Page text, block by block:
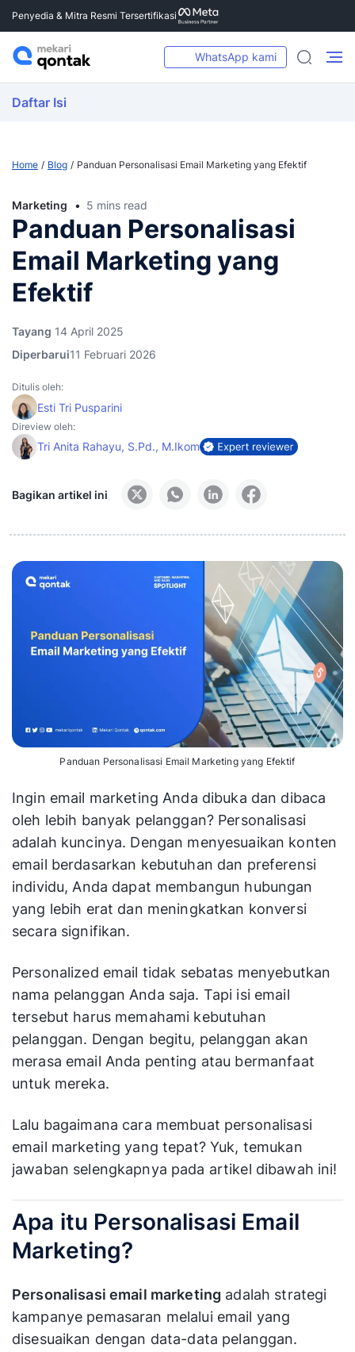
Penyedia & Mitra Resmi Tersertifikasi
WhatsApp kami
Daftar Isi
Home Blog Panduan Personalisasi Email Marketing yang Efektif
Marketing 5 mins read
Panduan Personalisasi
Email Marketing yang
Efektif
Tayang 14 April 2025
Diperbarui11 Februari 2026
Ditulis oleh:
Esti Tri Pusparini
Direview oleh:
Tri Anita Rahayu, S.Pd., M.Ikom
Bagikan artikel ini
Panduan Personalisasi Email Marketing yang Efektif
Ingin email marketing Anda dibuka dan dibaca
oleh lebih banyak pelanggan? Personalisasi
adalah kuncinya. Dengan menyesuaikan konten
email berdasarkan kebutuhan dan preferensi
individu, Anda dapat membangun hubungan
yang lebih erat dan meningkatkan konversi
secara signifikan.​
Personalized email tidak sebatas menyebutkan
nama pelanggan Anda saja. Tapi isi email
tersebut harus memahami kebutuhan
pelanggan. Dengan begitu, pelanggan akan
merasa email Anda penting atau bermanfaat
untuk mereka.
Lalu bagaimana cara membuat personalisasi
email marketing yang tepat? Yuk, temukan
jawaban selengkapnya pada artikel dibawah ini!
Apa itu Personalisasi Email
Marketing?
Personalisasi email marketing adalah strategi
kampanye pemasaran melalui email yang
disesuaikan dengan data-data pelanggan.